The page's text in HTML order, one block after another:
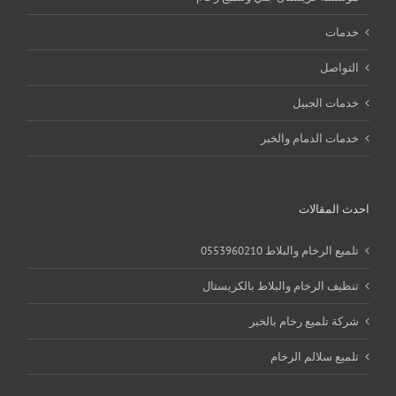
خدمات
التواصل
خدمات الجبيل
خدمات الدمام والخبر
احدث المقالات
تلميع الرخام والبلاط 0553960210
تنظيف الرخام والبلاط بالكريستال
شركة تلميع رخام بالخبر
تلميع سلالم الرخام